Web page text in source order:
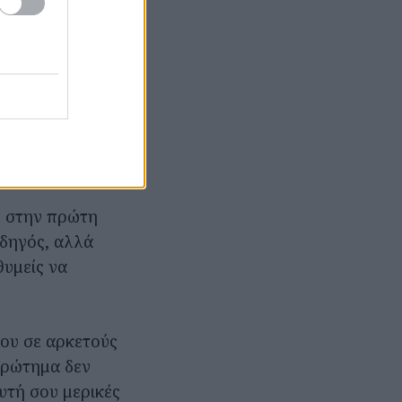
για το αν θα
και από το
ξεχνάμε
στην πρώτη
αλλά
να
σε αρκετούς
δεν
σου μερικές